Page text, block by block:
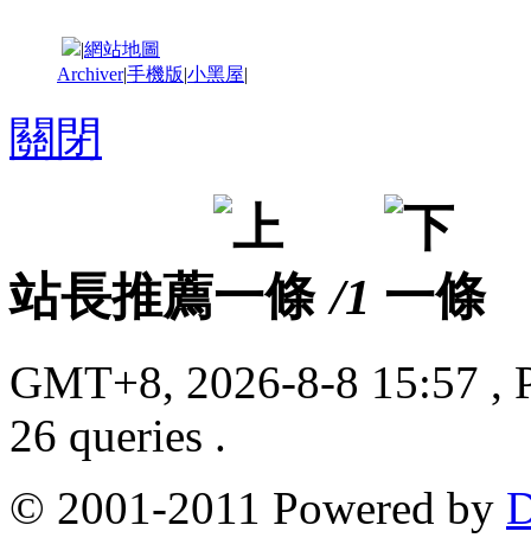
|網站地圖
Archiver|手機版|小黑屋|
關閉
站長推薦 /1
GMT+8, 2026-8-8 15:57 ,
26 queries .
© 2001-2011 Powered by